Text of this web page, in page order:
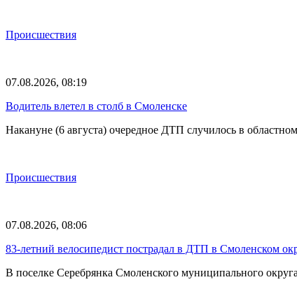
Происшествия
07.08.2026, 08:19
Водитель влетел в столб в Смоленске
Накануне (6 августа) очередное ДТП случилось в
Происшествия
07.08.2026, 08:06
83-летний велосипедист пострадал в ДТП в Смоленском
В поселке Серебрянка Смоленского муниципального